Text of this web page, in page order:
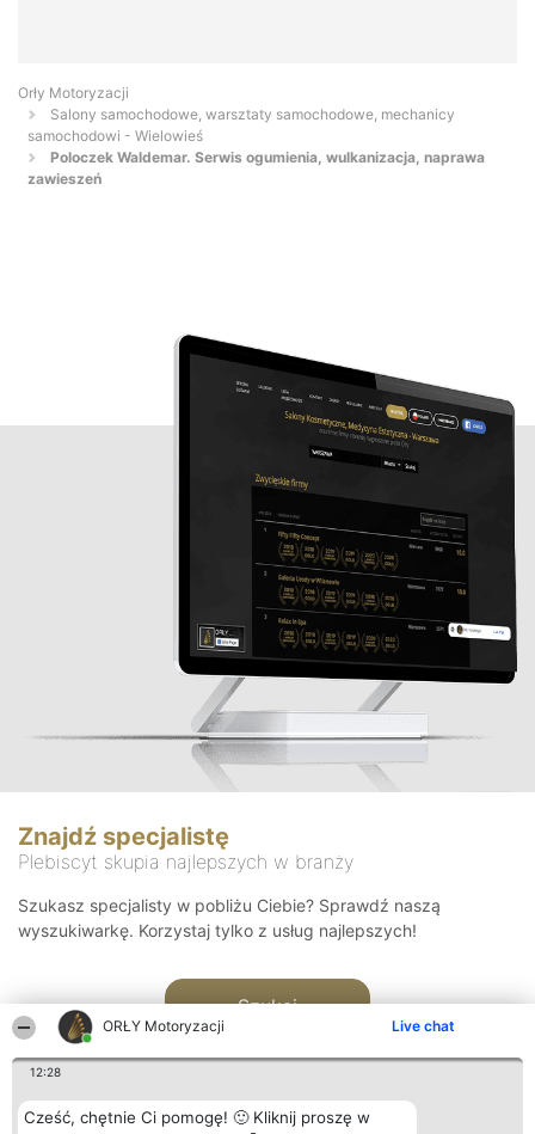
ORŁY Motoryzacji Live chat
12:28
Cześć, chętnie Ci pomogę! 🙂 Kliknij proszę w
Orły Motoryzacji
Salony samochodowe, warsztaty samochodowe, mechanicy
samochodowi - Wielowieś
Poloczek Waldemar. Serwis ogumienia, wulkanizacja, naprawa
zawieszeń
Znajdź specjalistę
Plebiscyt skupia najlepszych w branży
Szukasz specjalisty w pobliżu Ciebie? Sprawdź naszą
wyszukiwarkę. Korzystaj tylko z usług najlepszych!
Szukaj